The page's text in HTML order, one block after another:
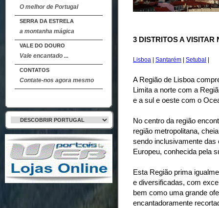
O melhor de Portugal
SERRA DA ESTRELA
a montanha mágica
VALE DO DOURO
Vale encantado ...
CONTATOS
Contate-nos agora mesmo
3 DISTRITOS A VISITAR
Lisboa | Santarém | Setubal |
A Região de Lisboa
Limita a norte com a
e a sul e oeste com o
No centro da região
região metropolitana,
sendo inclusivamente
Europeu, conhecida pela
Esta Região prima
e diversificadas, com
bem como uma grande
encantadoramente